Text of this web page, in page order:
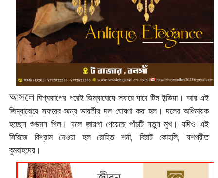
আসলেবিশ্বকাপের পরেই জিম্বাবোয়ে সফরে যাবে টিম ইন্ডিয়া। আর এই
জিম্বাবোয়ে সফরের জন্য ভারতীয় দল ঘোষণা করা হল। দলের অধিনায়ক
হচ্ছেন শুভমন গিল। দলে জায়গা পেয়েছে পাঁচটি নতুন মুখ। যদিও এই
সিরিজে বিশ্রাম দেওয়া হল রোহিত শর্মা, বিরাট কোহলি, যশপ্রীত
বুমরাহদের।